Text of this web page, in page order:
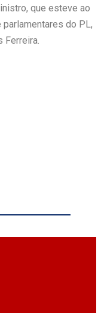
que esteve ao
do PL,
Ferreira.